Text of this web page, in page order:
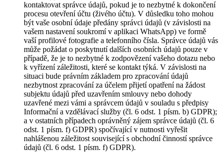
kontaktovat správce údajů, pokud je to nezbytné k dokončení
procesu otevření účtu (živého účtu). V důsledku toho mohou
být vaše osobní údaje předány správci údajů (v závislosti na
vašem nastavení soukromí v aplikaci WhatsApp) ve formě
vaší profilové fotografie a telefonního čísla. Správce údajů vás
může požádat o poskytnutí dalších osobních údajů pouze v
případě, že je to nezbytné k zodpovězení vašeho dotazu nebo
k vyřízení záležitosti, které se kontakt týká. V závislosti na
situaci bude právním základem pro zpracování údajů
nezbytnost zpracování za účelem přijetí opatření na žádost
subjektu údajů před uzavřením smlouvy nebo dohody
uzavřené mezi vámi a správcem údajů v souladu s předpisy
Informační a vzdělávací služby (čl. 6 odst. 1 písm. b) GDPR);
a v ostatních případech oprávněný zájem správce údajů (čl. 6
odst. 1 písm. f) GDPR) spočívající v nutnosti vyřešit
nahlášenou záležitost související s obchodní činností správce
údajů (čl. 6 odst. 1 písm. f) GDPR).